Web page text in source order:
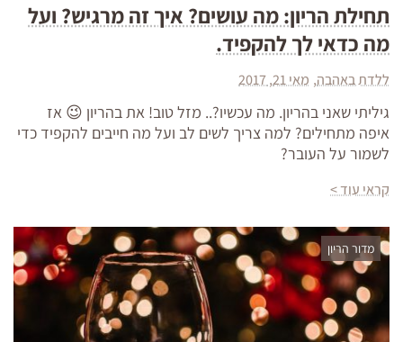
תחילת הריון: מה עושים? איך זה מרגיש? ועל
מה כדאי לך להקפיד.
ללדת באהבה מאי 21, 2017
גיליתי שאני בהריון. מה עכשיו?.. מזל טוב! את בהריון 😉 אז
איפה מתחילים? למה צריך לשים לב ועל מה חייבים להקפיד כדי
לשמור על העובר?
קראי עוד >
מדור הריון